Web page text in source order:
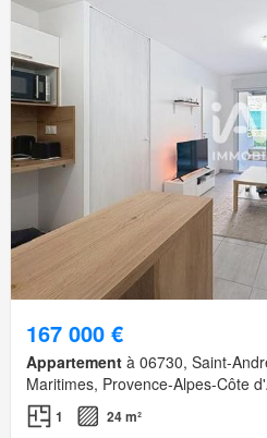
167 000 €
Appartement à 06730, Saint-
Maritimes, Provence-Alpes-Côte
1 24 m²